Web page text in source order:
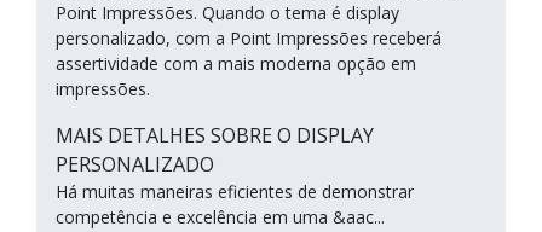
Point Impressões. Quando o tema é display
personalizado, com a Point Impressões receberá
assertividade com a mais moderna opção em
impressões.
MAIS DETALHES SOBRE O DISPLAY
PERSONALIZADO
Há muitas maneiras eficientes de demonstrar
competência e excelência em uma &aac...